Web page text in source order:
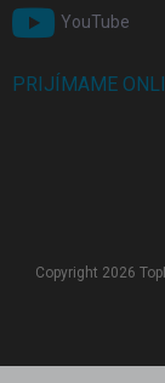
YouTube
PRIJÍMAME
Copyright 2026